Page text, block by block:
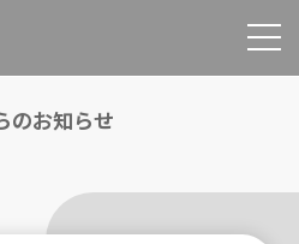
のお知らせ